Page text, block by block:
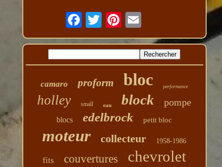
camaro proform bloc performance
holley small eau block pompe
blocs edelbrock petit bloc
moteur collecteur 1958-1986
fits couvertures chevrolet